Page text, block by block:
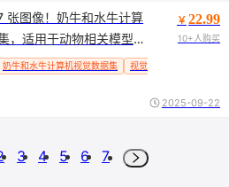
张图像！奶牛和水牛计算
，适用于动物相关模型训
注精准且具跨场景优势
奶牛和水牛计算机视觉数据集 视觉
￥ 22.99
10+人购买
2025-09-22
3 4 5 6 7